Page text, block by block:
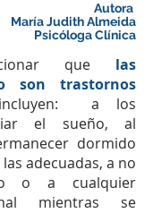
Autora
María Judith Almeida
Psicóloga Clínica
que las
son trastornos
a los
el sueño, al
dormido
adecuadas, a no
o a cualquier
mientras se